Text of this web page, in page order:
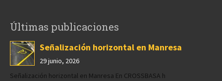
Últimas publicaciones
Señalización horizontal en Manresa
29 junio, 2026
Señalización horizontal en Manresa En CROSSBASA h